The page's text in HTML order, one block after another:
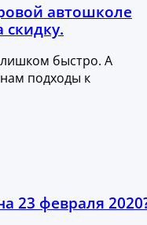
автошколе
быстро. А
подходы к
23 февраля